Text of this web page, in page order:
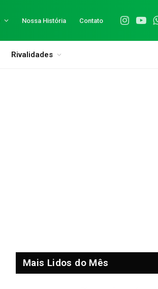
Nossa História Contato
Instagram
Rivalidades
Mais Lidos do Mês